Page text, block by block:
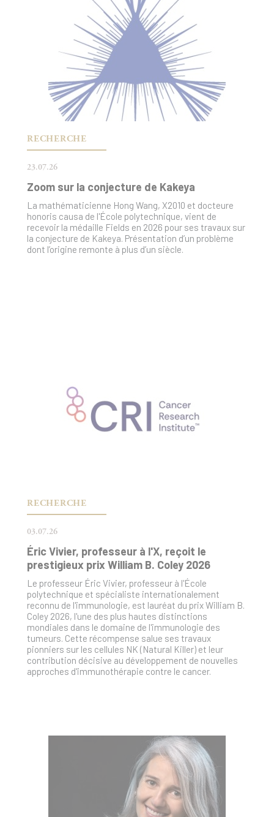
RECHERCHE
23.07.26
Zoom sur la conjecture de Kakeya
La mathématicienne Hong Wang, X2010 et docteure
honoris causa de l'École polytechnique, vient de
recevoir la médaille Fields en 2026 pour ses travaux sur
la conjecture de Kakeya. Présentation d’un problème
dont l’origine remonte à plus d’un siècle.
RECHERCHE
03.07.26
Éric Vivier, professeur à l'X, reçoit le
prestigieux prix William B. Coley 2026
Le professeur Éric Vivier, professeur à l'École
polytechnique et spécialiste internationalement
reconnu de l'immunologie, est lauréat du prix William B.
Coley 2026, l'une des plus hautes distinctions
mondiales dans le domaine de l'immunologie des
tumeurs. Cette récompense salue ses travaux
pionniers sur les cellules NK (Natural Killer) et leur
contribution décisive au développement de nouvelles
approches d'immunothérapie contre le cancer.